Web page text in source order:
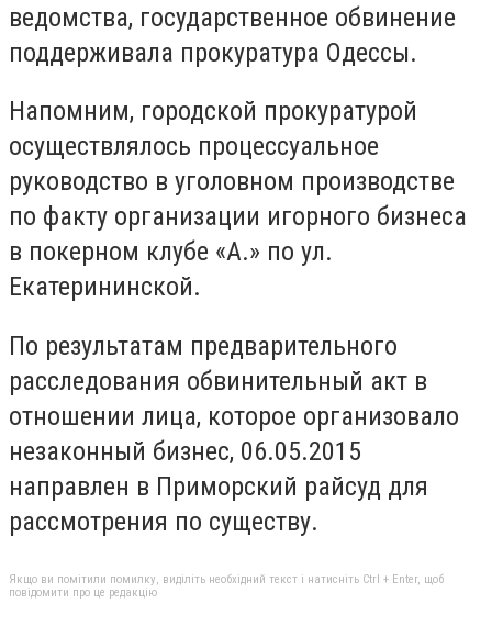
ведомства, государственное обвинение
поддерживала прокуратура Одессы.
Напомним, городской прокуратурой
осуществлялось процессуальное
руководство в уголовном производстве
по факту организации игорного бизнеса
в покерном клубе «А.» по ул.
Екатерининской.
По результатам предварительного
расследования обвинительный акт в
отношении лица, которое организовало
незаконный бизнес, 06.05.2015
направлен в Приморский райсуд для
рассмотрения по существу.
Якщо ви помітили помилку, виділіть необхідний текст і натисніть Ctrl + Enter, щоб
повідомити про це редакцію